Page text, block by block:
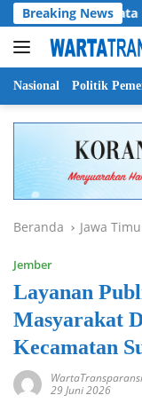
Langsung
ke
konten
Breaking News
Soroti Tata
Nasional Politik
Beranda Jawa
Jember
Layanan
Masyarakat
Kecamatan
WartaTransparansi
29 Juni 2026